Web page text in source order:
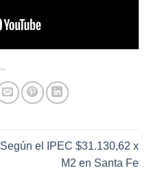
Según el IPEC $31.130,62 x
M2 en Santa Fe